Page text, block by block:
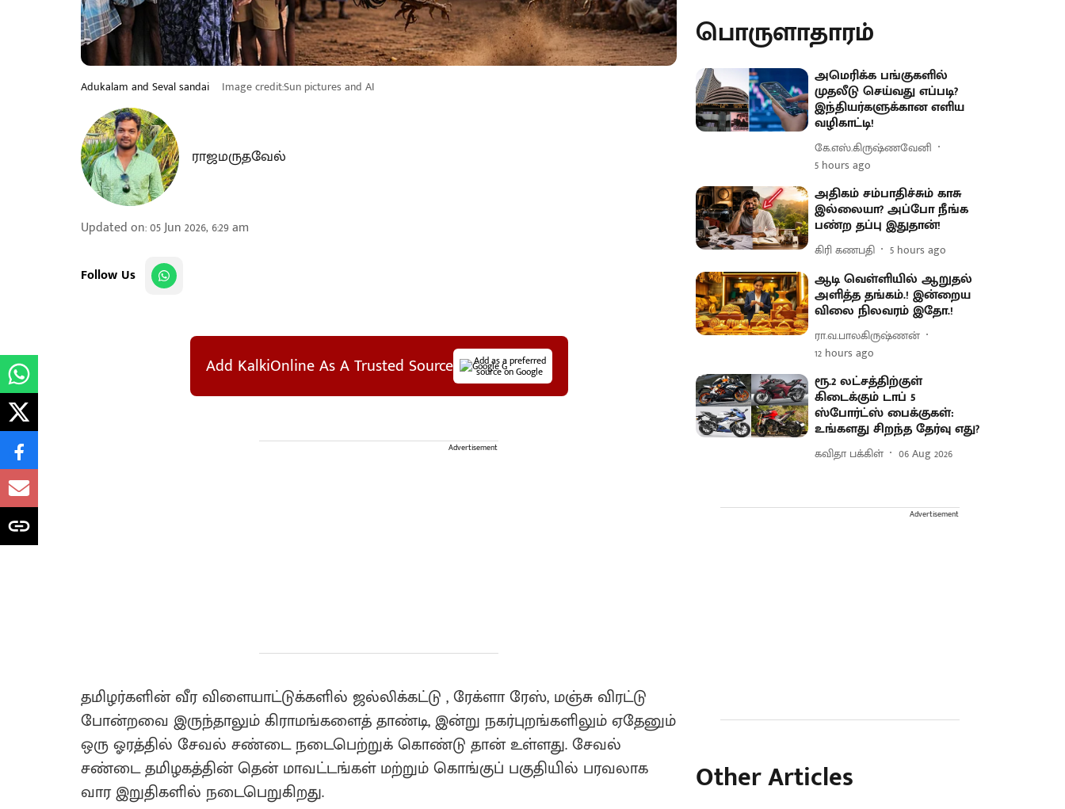
Adukalam and Seval sandai Image credit:Sun pictures and AI
ராஜமருதவேல்
Updated on:05 Jun 2026, 6:29 am
Follow Us
Add KalkiOnline As A Trusted Source Add as a preferred
source on Google
Advertisement
தமிழர்களின் வீர விளையாட்டுக்களில் ஜல்லிக்கட்டு , ரேக்ளா ரேஸ், மஞ்சு விரட்டு
போன்றவை இருந்தாலும் கிராமங்களைத் தாண்டி, இன்று நகர்புறங்களிலும் ஏதேனும்
ஒரு ஓரத்தில் சேவல் சண்டை நடைபெற்றுக் கொண்டு தான் உள்ளது. சேவல்
சண்டை தமிழகத்தின் தென் மாவட்டங்கள் மற்றும் கொங்குப் பகுதியில் பரவலாக
வார இறுதிகளில் நடைபெறுகிறது.
பொருளாதாரம்
அமெரிக்க பங்குகளில்
முதலீடு செய்வது எப்படி?
இந்தியர்களுக்கான எளிய
வழிகாட்டி!
கே.எஸ்.கிருஷ்ணவேனி
5 hours ago
அதிகம் சம்பாதிச்சும் காசு
இல்லையா? அப்போ நீங்க
பண்ற தப்பு இதுதான்!
கிரி கணபதி 5 hours ago
ஆடி வெள்ளியில் ஆறுதல்
அளித்த தங்கம்.! இன்றைய
விலை நிலவரம் இதோ.!
ரா.வ.பாலகிருஷ்ணன்
12 hours ago
ரூ.2 லட்சத்திற்குள்
கிடைக்கும் டாப் 5
ஸ்போர்ட்ஸ் பைக்குகள்:
உங்களது சிறந்த தேர்வு எது?
கவிதா பக்கிள் 06 Aug 2026
Advertisement
Other Articles